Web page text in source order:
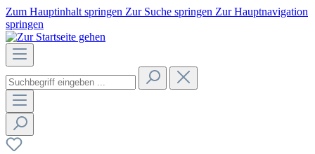
Zum Hauptinhalt springen Zur Suche springen Zur Hauptnavigation
springen